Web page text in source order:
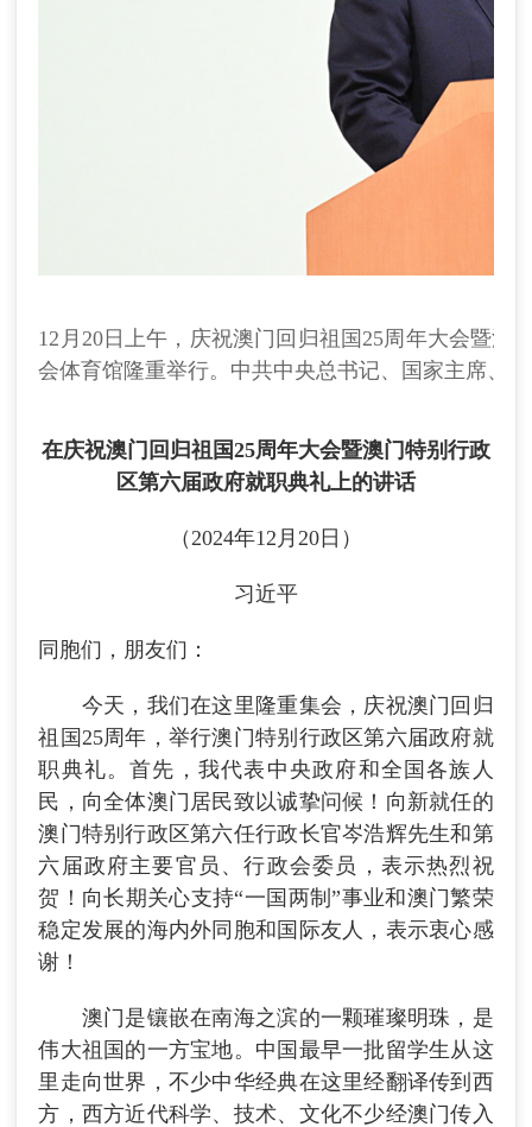
12月20日上午，庆祝澳门回归祖国25周年大会暨
会体育馆隆重举行。中共中央总书记、国家主席、
在庆祝澳门回归祖国25周年大会暨澳门特别行政
区第六届政府就职典礼上的讲话
（2024年12月20日）
习近平
同胞们，朋友们：
今天，我们在这里隆重集会，庆祝澳门回归
祖国25周年，举行澳门特别行政区第六届政府就
职典礼。首先，我代表中央政府和全国各族人
民，向全体澳门居民致以诚挚问候！向新就任的
澳门特别行政区第六任行政长官岑浩辉先生和第
六届政府主要官员、行政会委员，表示热烈祝
贺！向长期关心支持“一国两制”事业和澳门繁荣
稳定发展的海内外同胞和国际友人，表示衷心感
谢！
澳门是镶嵌在南海之滨的一颗璀璨明珠，是
伟大祖国的一方宝地。中国最早一批留学生从这
里走向世界，不少中华经典在这里经翻译传到西
方，西方近代科学、技术、文化不少经澳门传入